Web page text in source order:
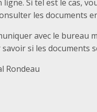
ligne. Si tel est le cas,
les documents
avec le bureau
si les documents
Rondeau